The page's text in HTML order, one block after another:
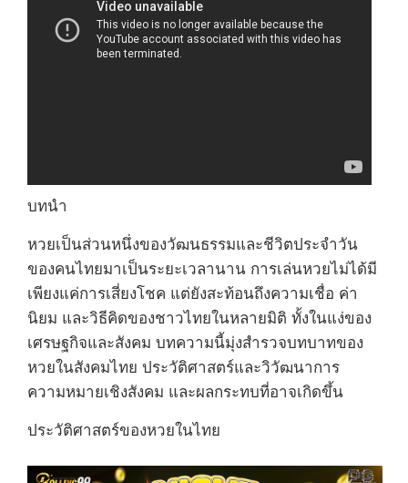
บทนำ
หวยเป็นส่วนหนึ่งของวัฒนธรรมและชีวิตประจำวัน
ของคนไทยมาเป็นระยะเวลานาน การเล่นหวยไม่ได้มี
เพียงแค่การเสี่ยงโชค แต่ยังสะท้อนถึงความเชื่อ ค่า
นิยม และวิธีคิดของชาวไทยในหลายมิติ ทั้งในแง่ของ
เศรษฐกิจและสังคม บทความนี้มุ่งสำรวจบทบาทของ
หวยในสังคมไทย ประวัติศาสตร์และวิวัฒนาการ
ความหมายเชิงสังคม และผลกระทบที่อาจเกิดขึ้น
ประวัติศาสตร์ของหวยในไทย